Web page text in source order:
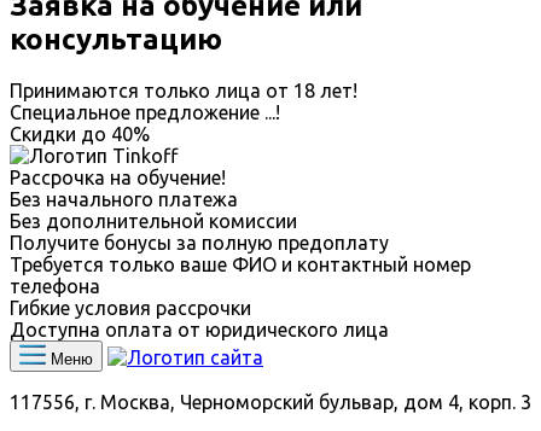
консультацию
Принимаются только лица от 18 лет!
Специальное предложение ...!
Скидки до 40%
Рассрочка на обучение!
Без начального платежа
Без дополнительной комиссии
Получите бонусы за полную предоплату
Требуется только ваше ФИО и контактный номер
телефона
Гибкие условия рассрочки
Доступна оплата от юридического лица
Меню
117556, г. Москва, Черноморский бульвар, дом 4, корп. 3